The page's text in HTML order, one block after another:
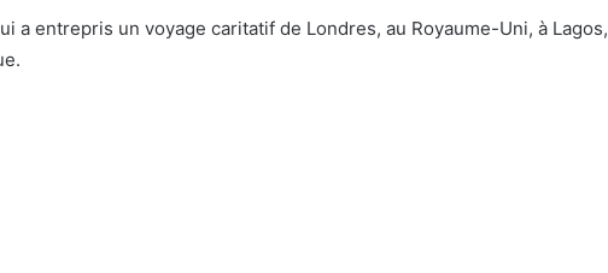
a entrepris un voyage caritatif de Londres, au Royaume-Uni, à Lagos,